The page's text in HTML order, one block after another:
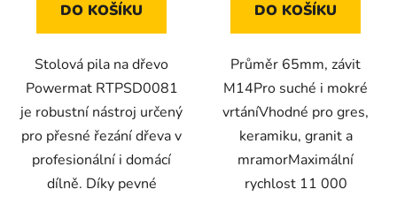
DO KOŠÍKU
Stolová pila na dřevo
Powermat RTPSD0081
je robustní nástroj určený
pro přesné řezání dřeva v
profesionální i domácí
dílně. Díky pevné
DO KOŠÍKU
Průměr 65mm, závit
M14Pro suché i mokré
vrtáníVhodné pro gres,
keramiku, granit a
mramorMaximální
rychlost 11 000